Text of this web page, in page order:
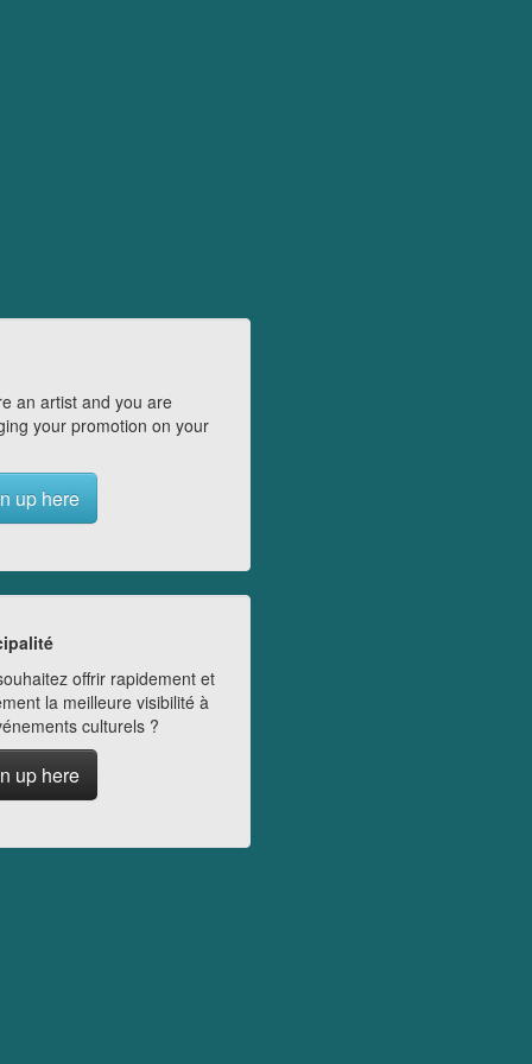
an artist and you are
your promotion on your
up here
offrir rapidement et
la meilleure visibilité à
culturels ?
up here